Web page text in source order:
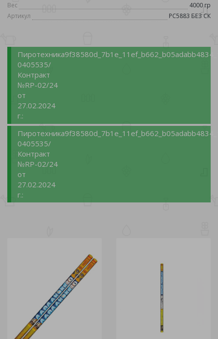
Вес
4000 гр
Артикул
РС5883 БЕЗ СК
Пиротехника
0405535/
Контракт
№RP-02/24
от
27.02.2024
г.:
Пиротехника
0405535/
Контракт
№RP-02/24
от
27.02.2024
г.: